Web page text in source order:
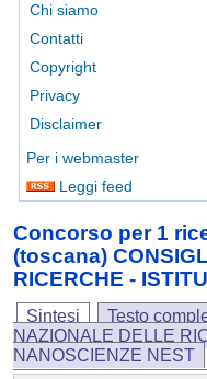
Chi siamo
Contatti
Copyright
Privacy
Disclaimer
Per i webmaster
Leggi feed
Concorso per 1
(toscana)
RICERCHE -
Sintesi Testo
NAZIONALE DELLE
NANOSCIENZE NEST